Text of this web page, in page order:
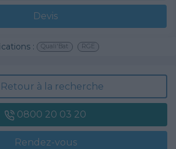
Devis
: Quali'Bat RGE
Retour à la recherche
0800 20 03 20
Rendez-vous